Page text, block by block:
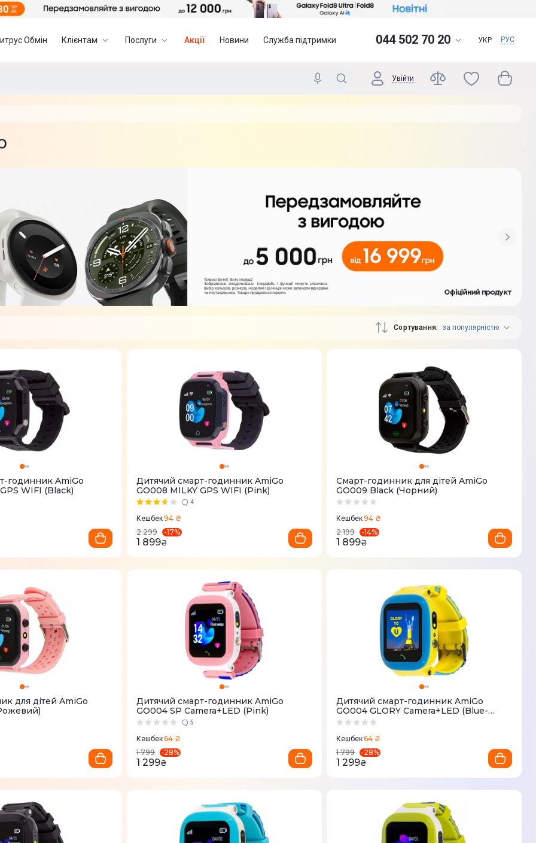
Обмін Клієнтам Послуги Акції Новини Служба підтримки 044 502 70 20 УКР РУС
Увійти
Сортування за популярністю
годинник AmiGo
WIFI (Black)
Дитячий смарт-годинник AmiGo
GO008 MILKY GPS WIFI (Pink)
4
Кешбек94 ₴
2 299
-17%
1 899₴
Смарт-годинник для дітей AmiGo
GO009 Black (Чорний)
Кешбек94 ₴
2 199
-14%
1 899₴
для дітей AmiGo
Дитячий смарт-годинник AmiGo
GO004 SP Camera+LED (Pink)
5
Кешбек64 ₴
1 799
-28%
1 299₴
Дитячий смарт-годинник AmiGo
GO004 GLORY Camera+LED (Blue-
Yellow)
Кешбек64 ₴
1 799
-28%
1 299₴